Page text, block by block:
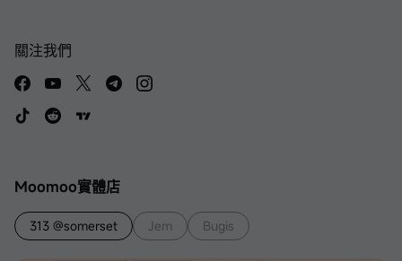
關注我們
Moomoo實體店
313 @somerset Jem Bugis